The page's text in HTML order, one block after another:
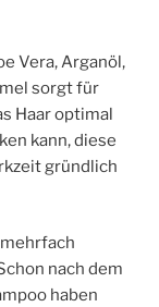
Vera, Arganöl,
sorgt für
Haar optimal
kann, diese
gründlich
nach dem
haben